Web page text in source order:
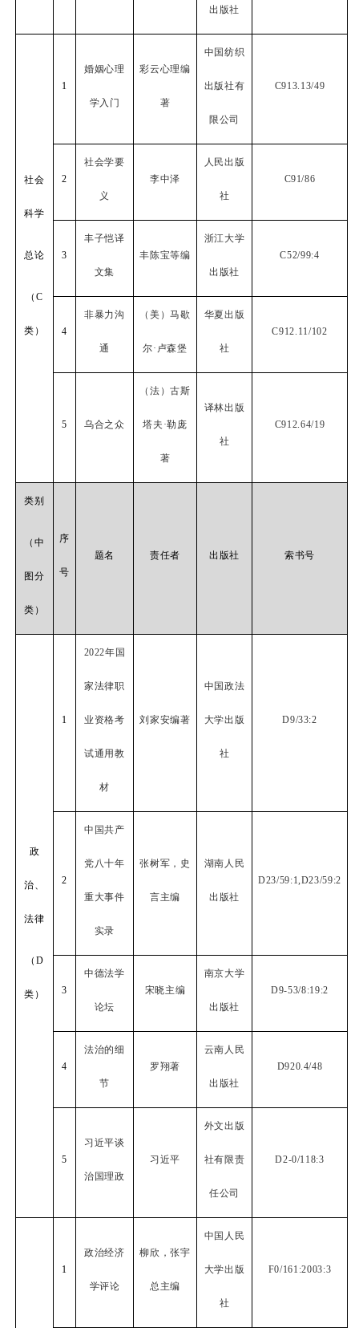
出版社
社会
科学
总论
（ C
类）
1
婚姻心理
学入门
彩云心理编
著
中国纺织
出版社有
限公司
C913.13/49
2
社会学要
义
李中泽
人民出版
社
C91/86
3
丰子恺译
文集
丰陈宝等编
浙江大学
出版社
C52/99:4
4
非暴力沟
通
（美）马歇
尔·卢森堡
华夏出版
社
C912.11/102
5 乌合之众
（法）古斯
塔夫·勒庞
著
译林出版
社
C912.64/19
类别
（中
图分
类）
序
号
题名 责任者 出版社 索书号
政
治、
法律
（ D
类）
1
2022年国
家法律职
业资格考
试通用教
材
刘家安编著
中国政法
大学出版
社
D9/33:2
2
中国共产
党八十年
重大事件
实录
张树军，史
言主编
湖南人民
出版社
D23/59:1,D23/59:2
3
中德法学
论坛
宋晓主编
南京大学
出版社
D9-53/8:19:2
4
法治的细
节
罗翔著
云南人民
出版社
D920.4/48
5
习近平谈
治国理政
习近平
外文出版
社有限责
任公司
D2-0/118:3
1
政治经济
学评论
柳欣，张宇
总主编
中国人民
大学出版
社
F0/161:2003:3